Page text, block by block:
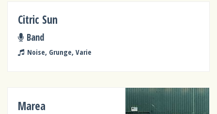
Citric Sun
Band
Noise, Grunge, Varie
Marea